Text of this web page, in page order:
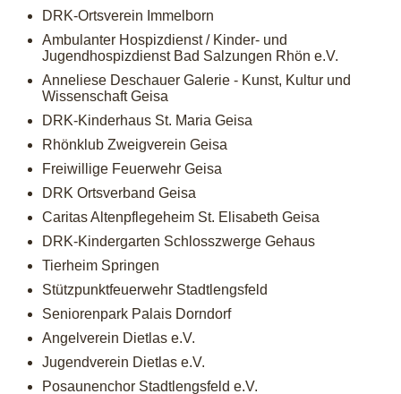
DRK-Ortsverein Immelborn
Ambulanter Hospizdienst / Kinder- und
Jugendhospizdienst Bad Salzungen Rhön e.V.
Anneliese Deschauer Galerie - Kunst, Kultur und
Wissenschaft Geisa
DRK-Kinderhaus St. Maria Geisa
Rhönklub Zweigverein Geisa
Freiwillige Feuerwehr Geisa
DRK Ortsverband Geisa
Caritas Altenpflegeheim St. Elisabeth Geisa
DRK-Kindergarten Schlosszwerge Gehaus
Tierheim Springen
Stützpunktfeuerwehr Stadtlengsfeld
Seniorenpark Palais Dorndorf
Angelverein Dietlas e.V.
Jugendverein Dietlas e.V.
Posaunenchor Stadtlengsfeld e.V.